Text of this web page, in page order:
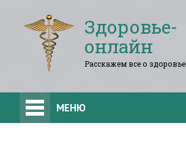
Здоровье-
онлайн
Расскажем все о здоровье
МЕНЮ